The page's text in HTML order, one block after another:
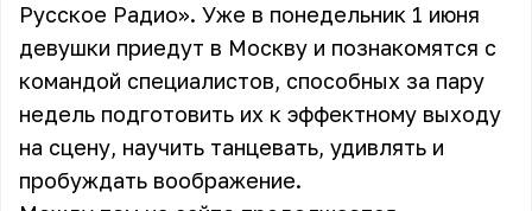
Русское Радио». Уже в понедельник 1 июня
девушки приедут в Москву и познакомятся с
командой специалистов, способных за пару
недель подготовить их к эффектному выходу
на сцену, научить танцевать, удивлять и
пробуждать воображение.